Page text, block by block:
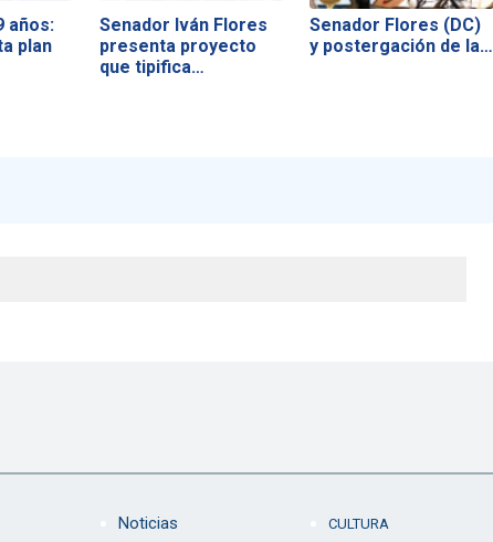
años:
plan
Senador Iván Flores
presenta proyecto
que tipifica…
Senador Flores (DC)
y postergación de la…
Noticias CULTURA